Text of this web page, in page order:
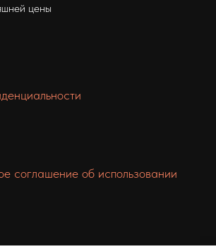
цены
соглашение об использовании